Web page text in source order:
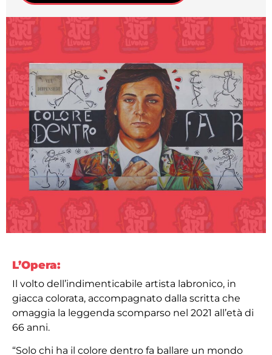
L’Opera:
Il volto dell’indimenticabile artista labronico, in
giacca colorata, accompagnato dalla scritta che
omaggia la leggenda scomparso nel 2021 all’età di
66 anni.
“Solo chi ha il colore dentro fa ballare un mondo